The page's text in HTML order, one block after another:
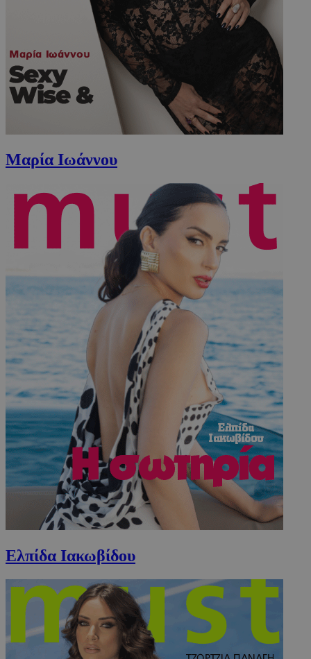
Μαρία Ιωάννου
Ελπίδα Ιακωβίδου